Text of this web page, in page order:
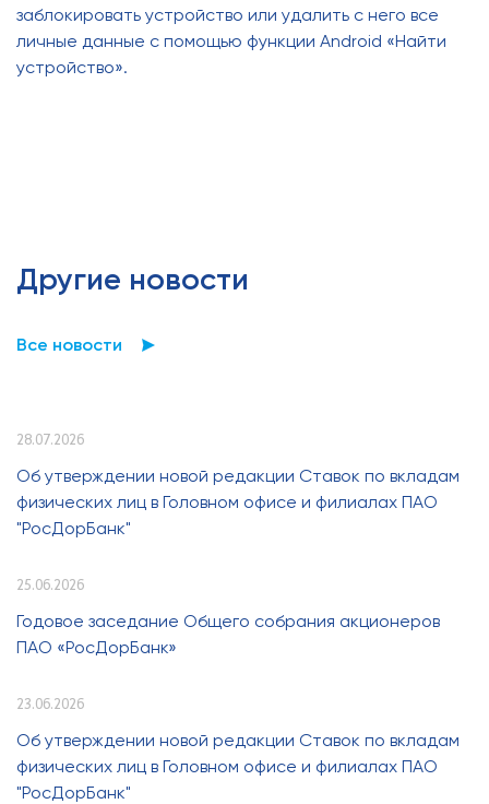
заблокировать устройство или удалить с него все
личные данные с помощью функции Android «Найти
устройство».
Другие новости
Все новости
28.07.2026
Об утверждении новой редакции Ставок по вкладам
физических лиц в Головном офисе и филиалах ПАО
"РосДорБанк"
25.06.2026
Годовое заседание Общего собрания акционеров
ПАО «РосДорБанк»
23.06.2026
Об утверждении новой редакции Ставок по вкладам
физических лиц в Головном офисе и филиалах ПАО
"РосДорБанк"